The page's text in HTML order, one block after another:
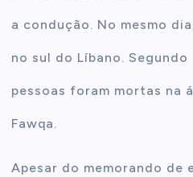
a condução. No mesmo
no sul do Líbano.
pessoas foram mortas na
Fawqa.
Apesar do memorando de